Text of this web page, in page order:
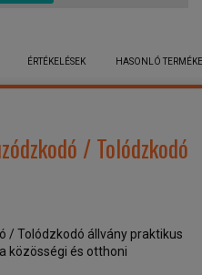
ÉRTÉKELÉSEK HASONLÓ
/ Tolódzkodó
/ Tolódzkodó állvány praktikus
közösségi és otthoni